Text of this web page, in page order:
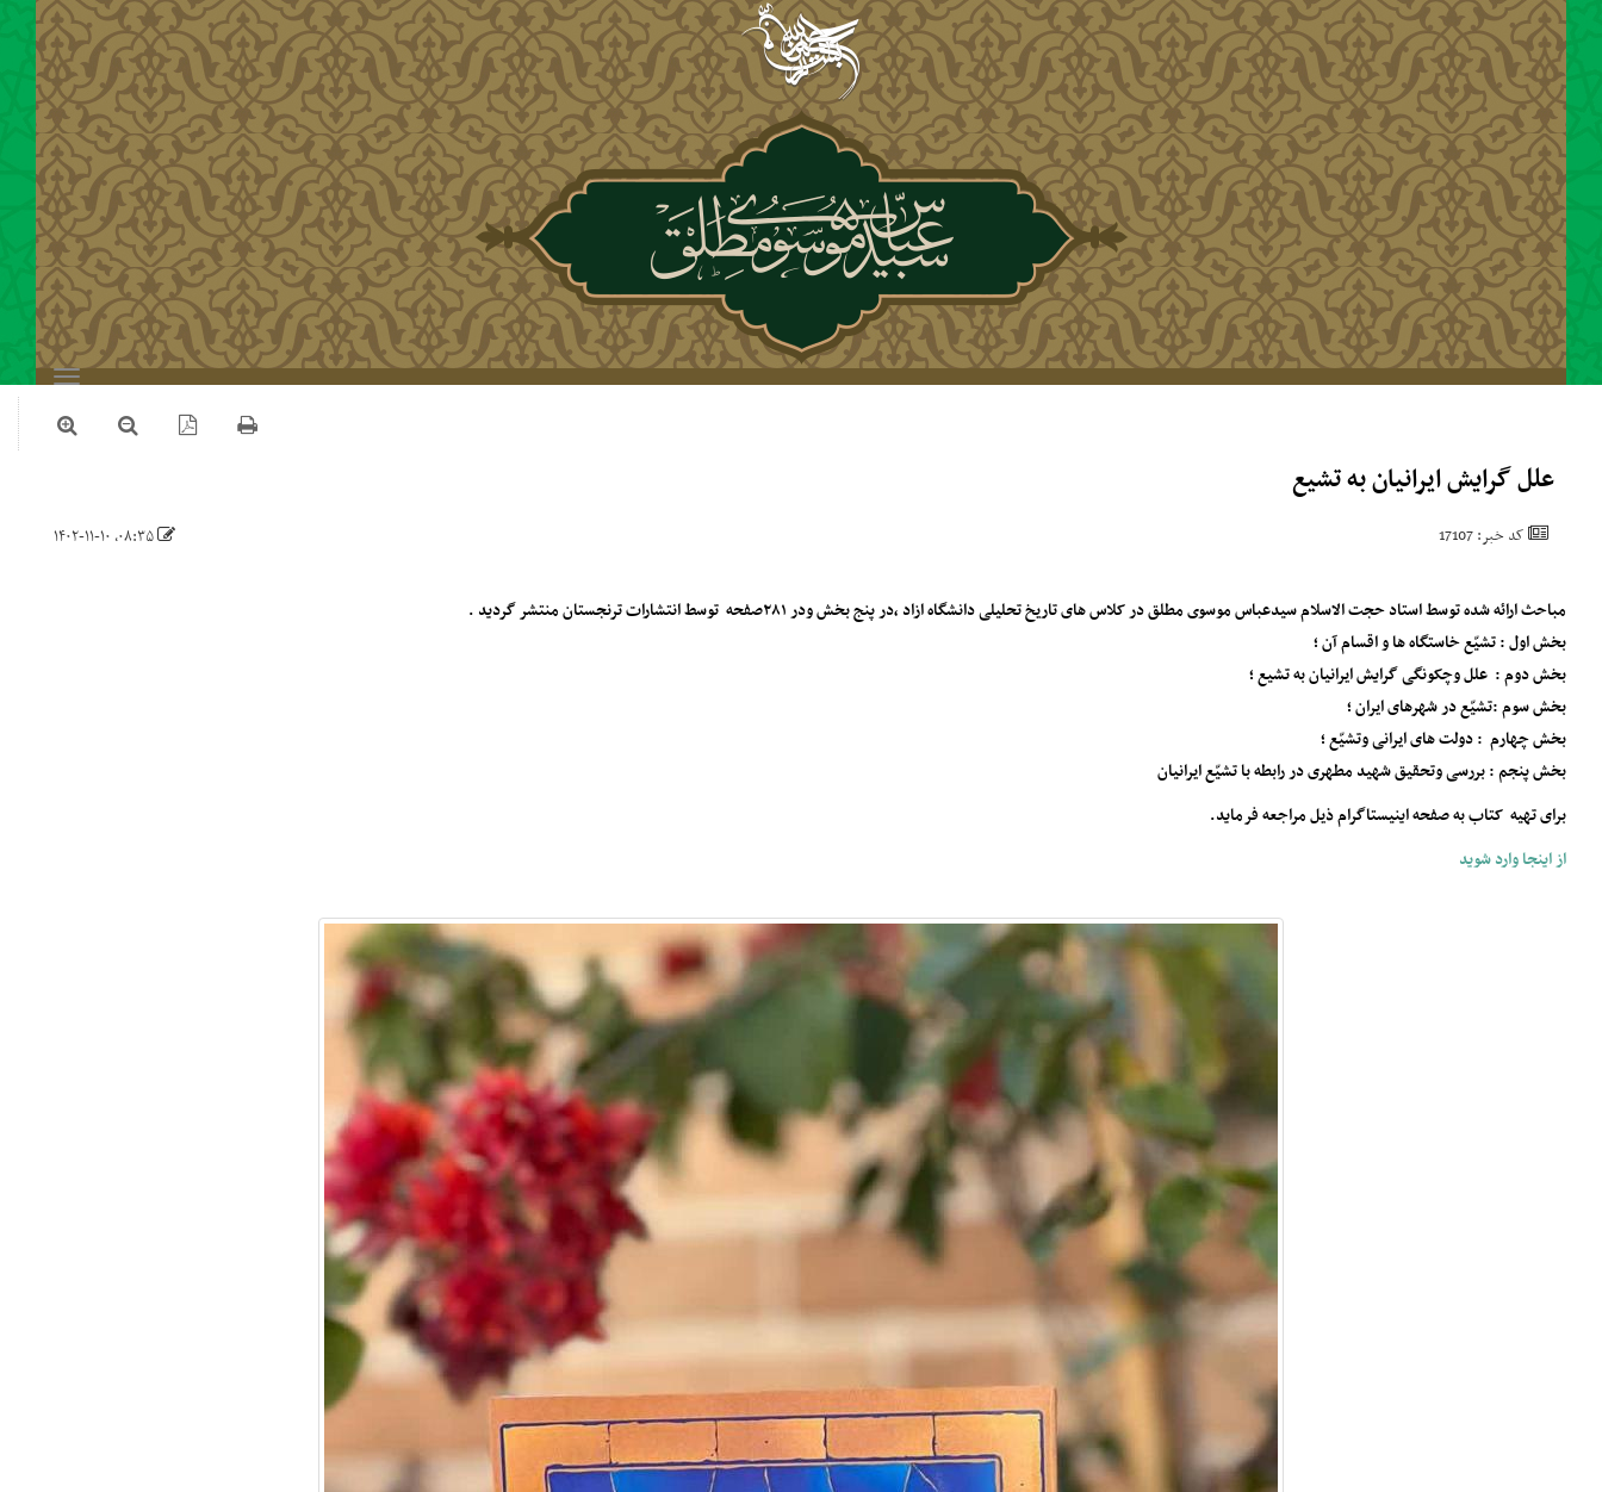
رفتن به محتوای اصلی
Toggle
navigation
علل گرایش ایرانیان به تشیع
کد خبر: 17107
مباحث ارائه شده توسط استاد حجت الاسلام سیدعباس موسوى مطلق در کلاس های تاریخ تحلیلی دانشگاه ازاد ،در پنج بخش ودر ۲۸۱صفحه توسط انتشارات ترنجستان منتشر گردید .
بخش اول : تشیّع خاستگاه ها و اقسام آن ؛
بخش دوم : علل و‌چکونگی گرایش ایرانیان به تشیع ؛
بخش سوم :تشیّع در شهرهای ایران ؛
بخش چهارم : دولت های ایرانی و‌تشیّع ؛
بخش پنجم : بررسی و‌تحقیق شهید مطهری در رابطه با تشیّع ایرانیان
برای تهیه کتاب به صفحه اینیستاگرام ذیل مراجعه فرماید.
از اینجا وارد شوید